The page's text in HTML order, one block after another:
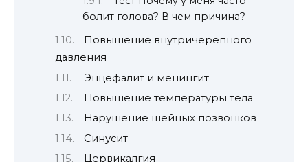
болит голова? В чем причина?
Повышение внутричерепного
давления
Энцефалит и менингит
Повышение температуры тела
Нарушение шейных позвонков
Синусит
Цервикалгия